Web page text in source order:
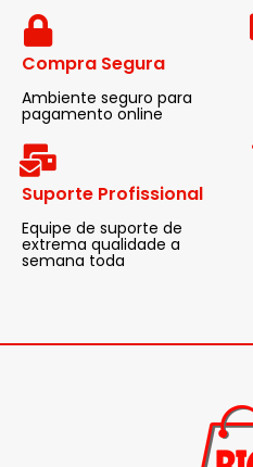
Compra Segura
Ambiente seguro para
pagamento online
Suporte Profissional
Equipe de suporte de
extrema qualidade a
semana toda